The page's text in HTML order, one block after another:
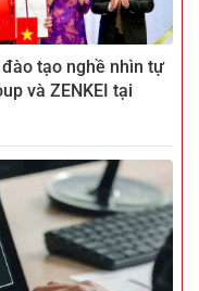
tạo nghề nhìn tự
và ZENKEI tại